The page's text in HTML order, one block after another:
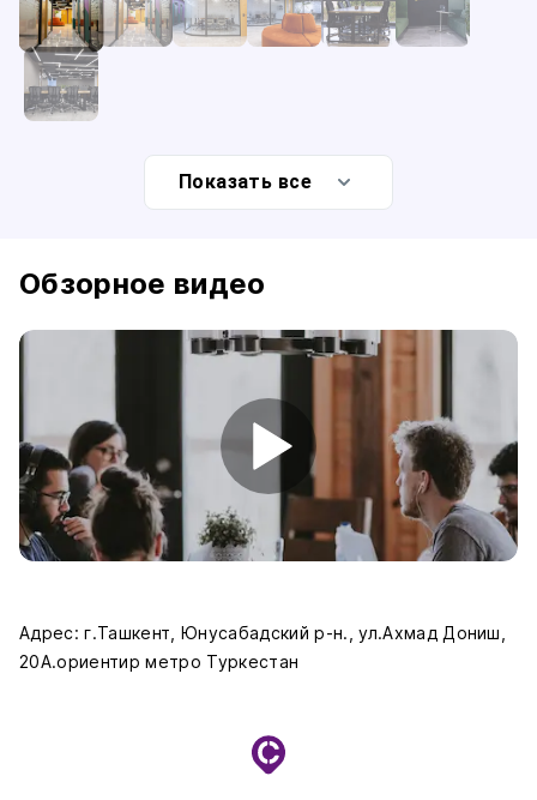
Показать все
Обзорное видео
Адрес: г.Ташкент, Юнусабадский р-н., ул.Ахмад Дониш,
20А.ориентир метро Туркестан